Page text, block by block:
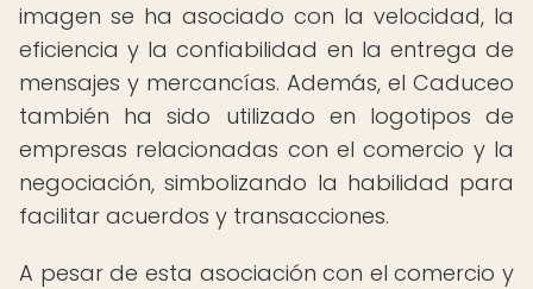
imagen se ha asociado con la velocidad, la
eficiencia y la confiabilidad en la entrega de
mensajes y mercancías. Además, el Caduceo
también ha sido utilizado en logotipos de
empresas relacionadas con el comercio y la
negociación, simbolizando la habilidad para
facilitar acuerdos y transacciones.
A pesar de esta asociación con el comercio y